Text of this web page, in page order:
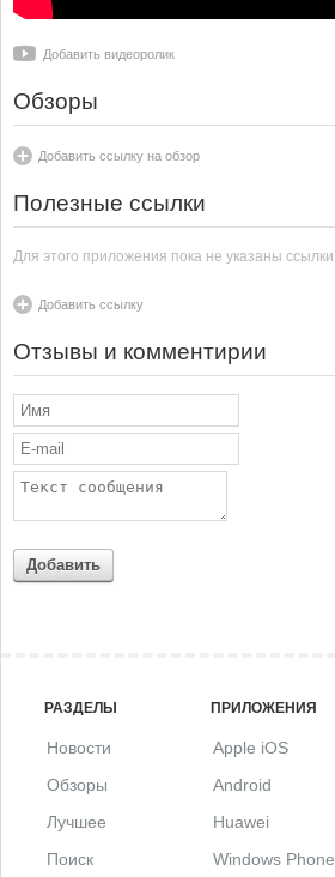
Добавить видеоролик
Обзоры
Добавить ссылку на обзор
Полезные ссылки
Для этого приложения пока не указаны ссылки
Добавить ссылку
Отзывы и комментирии
Добавить
РАЗДЕЛЫ
Новости
Обзоры
Лучшее
Поиск
ПРИЛОЖЕНИЯ
Apple iOS
Android
Huawei
Windows Phone